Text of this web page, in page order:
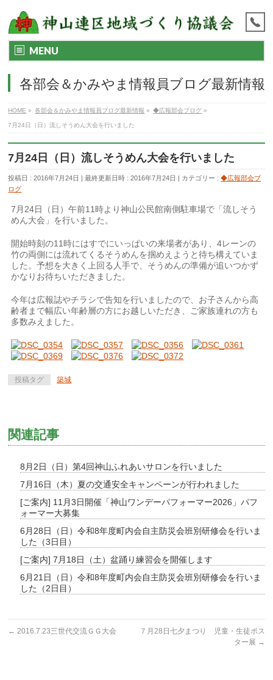
MENU
各部会＆かみやま情報員ブログ最新情報
HOME » 各部会＆かみやま情報員ブログ最新情報 » ◆広報部会ブログ »
7月24日（日）流しそうめん大会を行いました
7月24日（日）流しそうめん大会を行いました
投稿日 : 2016年7月24日 最終更新日時 : 2016年7月24日 カテゴリー :◆広報部会ブ
ログ
7月24日（日）午前11時より神山公民館南側駐車場で「流しそう
めん大会」を行いました。
開始時刻の11時にはすでにいっぱいの来場者があり、4レーンの
竹の両側には流れてくるそうめんを掴めえようと待ち構えていま
した。予想を大きく上回る人手で、そうめんの準備が追いつかず
かなりお待ちいただきました。
今年は広報誌やチラシで告知を行いましたので、お子さんから高
齢者まで幅広い年齢層の方にお越しいただき、ご家族連れの方も
多数みえました。
投稿タグ 築城
関連記事
8月2日（日）第4回神山ふれあいサロンを行いました
7月16日（木）夏の交通安全キャンペーンが行われました
[ご案内] 11月3日開催「神山ワンデーパフォーマー2026」パフ
ォーマー大募集
6月28日（日）令和8年度町内会自主防災会班別研修会を行いま
した（3日目）
[ご案内] 7月18日（土）盆踊り練習会を開催します
6月21日（日）令和8年度町内会自主防災会班別研修会を行いま
した（2日目）
← 2016.7.23三世代交流ＧＧ大会
７月28日七夕まつり 児童・生徒ポス
ター展 →